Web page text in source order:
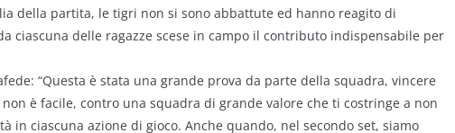
della partita, le tigri non si sono abbattute ed hanno reagito di
ciascuna delle ragazze scese in campo il contributo indispensabile per
“Questa è stata una grande prova da parte della squadra, vincere
è facile, contro una squadra di grande valore che ti costringe a non
in ciascuna azione di gioco. Anche quando, nel secondo set, siamo